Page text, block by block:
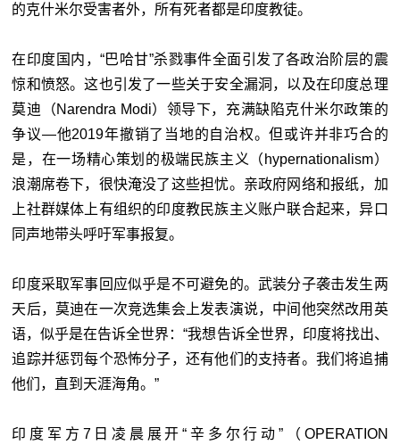
的克什米尔受害者外，所有死者都是印度教徒。
在印度国内，“巴哈甘”杀戮事件全面引发了各政治阶层的震
惊和愤怒。这也引发了一些关于安全漏洞，以及在印度总理
莫迪（Narendra Modi）领导下，充满缺陷克什米尔政策的
争议—他2019年撤销了当地的自治权。但或许并非巧合的
是，在一场精心策划的极端民族主义（hypernationalism）
浪潮席卷下，很快淹没了这些担忧。亲政府网络和报纸，加
上社群媒体上有组织的印度教民族主义账户联合起来，异口
同声地带头呼吁军事报复。
印度采取军事回应似乎是不可避免的。武装分子袭击发生两
天后，莫迪在一次竞选集会上发表演说，中间他突然改用英
语，似乎是在告诉全世界：“我想告诉全世界，印度将找出、
追踪并惩罚每个恐怖分子，还有他们的支持者。我们将追捕
他们，直到天涯海角。”
印度军方7日凌晨展开“辛多尔行动”（OPERATION